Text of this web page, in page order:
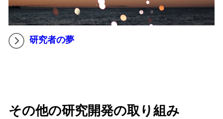
研究者の夢
その他の研究開発の取り組み